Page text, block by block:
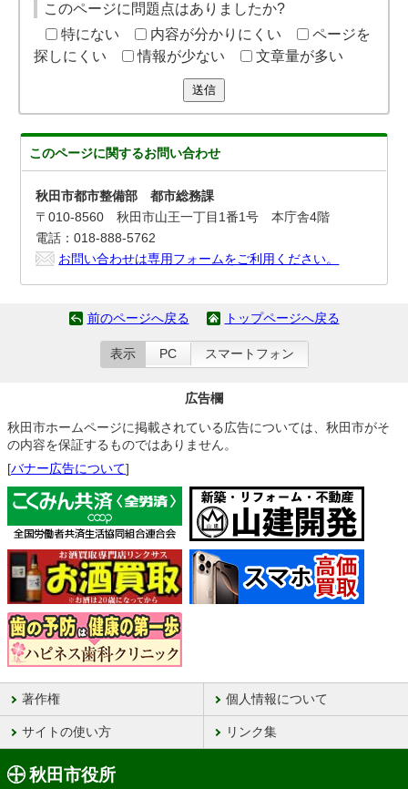
このページに問題点はありましたか?
特にない
内容が分かりにくい
ページを
探しにくい
情報が少ない 文章量が多い
送信
このページに関するお問い合わせ
秋田市都市整備部 都市総務課
〒010-8560 秋田市山王一丁目1番1号 本庁舎4階
電話：018-888-5762
お問い合わせは専用フォームをご利用ください。
前のページへ戻る トップページへ戻る
表示 PC スマートフォン
広告欄
秋田市ホームページに掲載されている広告については、秋田市がそ
の内容を保証するものではありません。
[バナー広告について]
著作権 個人情報について
サイトの使い方 リンク集
秋田市役所